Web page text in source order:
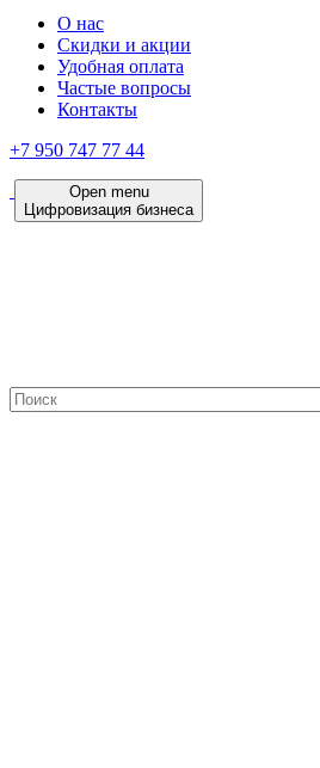
О нас
Скидки и акции
Удобная оплата
Частые вопросы
Контакты
+7 950 747 77 44
Open menu
Цифровизация бизнеса